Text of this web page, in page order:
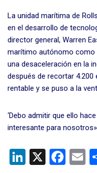
La unidad marítima de
en el desarrollo de
director general, Warren
marítimo autónomo
una desaceleración en la
después de recortar 4.200
rentable y se puso a la
‘Debo admitir que ello
interesante para
Li
X
F
E